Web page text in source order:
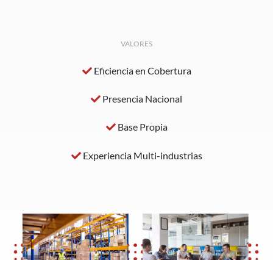
VALORES
Eficiencia en Cobertura
Presencia Nacional
Base Propia
Experiencia Multi-industrias